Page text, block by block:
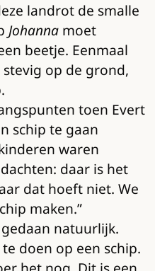
landrot de smalle
Johanna moet
beetje. Eenmaal
op de grond,
toen Evert
schip te gaan
waren
daar is het
dat hoeft niet. We
maken.”
natuurlijk.
doen op een schip.